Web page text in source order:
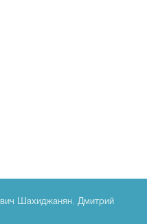
Шахиджанян, Дмитрий